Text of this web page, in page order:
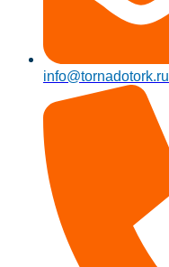
info@tornadotork.ru